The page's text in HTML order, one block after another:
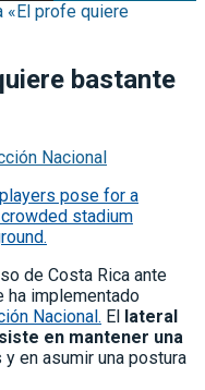
«El profe quiere
bastante
Nacional
de Costa Rica ante
ha implementado
Nacional. El lateral
en mantener una
en asumir una postura